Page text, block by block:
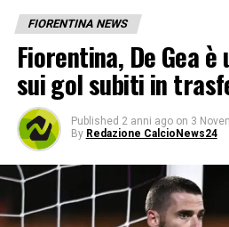
FIORENTINA NEWS
Fiorentina, De Gea
sui gol subiti in
Published 2 anni ago on 3
By Redazione CalcioNews24